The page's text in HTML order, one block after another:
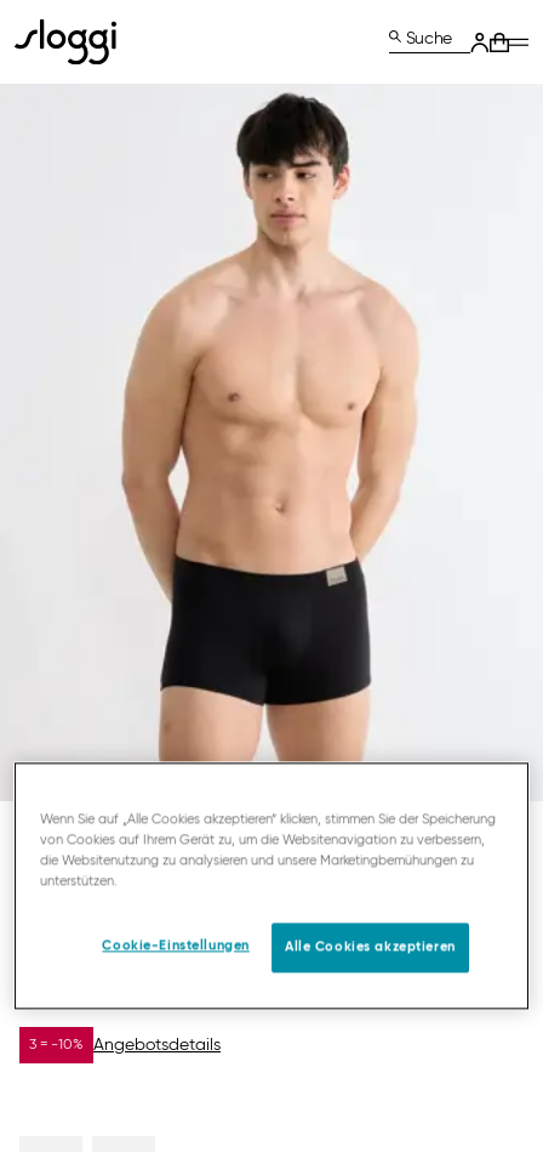
Suche
SLOGGI MEN GO NATURAL
3 = -10% Angebotsdetails
Wenn Sie auf „Alle Cookies akzeptieren“ klicken, stimmen Sie der Speicherung
von Cookies auf Ihrem Gerät zu, um die Websitenavigation zu verbessern,
die Websitenutzung zu analysieren und unsere Marketingbemühungen zu
unterstützen.
Cookie-Einstellungen Alle Cookies akzeptieren